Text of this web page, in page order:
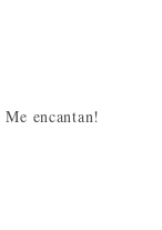
encantan!